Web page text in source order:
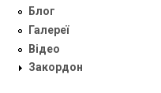
Блог
Галереї
Відео
Закордон